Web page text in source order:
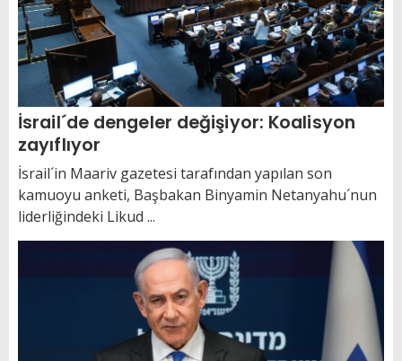
İsrail´de dengeler değişiyor: Koalisyon
zayıflıyor
İsrail´in Maariv gazetesi tarafından yapılan son
kamuoyu anketi, Başbakan Binyamin Netanyahu´nun
liderliğindeki Likud ...